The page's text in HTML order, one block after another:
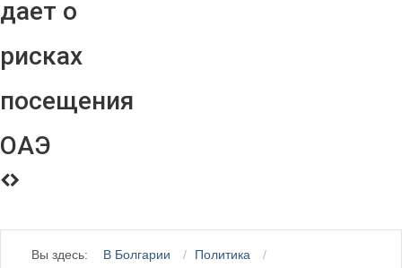
дает о
рисках
посещения
ОАЭ
Вы здесь: В Болгарии
Политика